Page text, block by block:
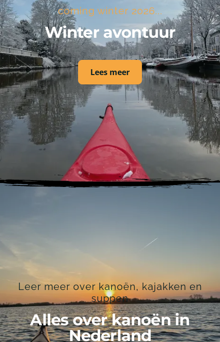
coming winter 2026...
Winter avontuur
Lees meer
Leer meer over kanoën, kajakken en
suppen
Alles over kanoën in
Nederland